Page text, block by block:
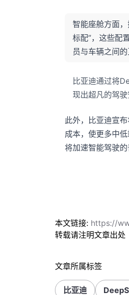
智能座舱方面
标配”，这些配
员与车辆之间
比亚迪通过将
现出超凡的驾驶
此外，比亚迪宣
成本，使更多中
将加速智能驾驶
本文链接: https://
转载请注明文章出处
文章所属标签
比亚迪